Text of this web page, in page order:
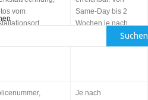
vom
Same-Day bis 2
Wochen je nach
Ersatzteilbedarf.
Je nach
Suchen